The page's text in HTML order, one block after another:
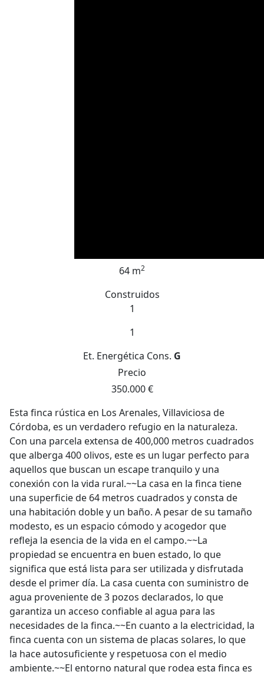
64 m2
Construidos
1
1
Et. Energética Cons. G
Precio
350.000 €
Esta finca rústica en Los Arenales, Villaviciosa de
Córdoba, es un verdadero refugio en la naturaleza.
Con una parcela extensa de 400,000 metros cuadrados
que alberga 400 olivos, este es un lugar perfecto para
aquellos que buscan un escape tranquilo y una
conexión con la vida rural.~~La casa en la finca tiene
una superficie de 64 metros cuadrados y consta de
una habitación doble y un baño. A pesar de su tamaño
modesto, es un espacio cómodo y acogedor que
refleja la esencia de la vida en el campo.~~La
propiedad se encuentra en buen estado, lo que
significa que está lista para ser utilizada y disfrutada
desde el primer día. La casa cuenta con suministro de
agua proveniente de 3 pozos declarados, lo que
garantiza un acceso confiable al agua para las
necesidades de la finca.~~En cuanto a la electricidad, la
finca cuenta con un sistema de placas solares, lo que
la hace autosuficiente y respetuosa con el medio
ambiente.~~El entorno natural que rodea esta finca es